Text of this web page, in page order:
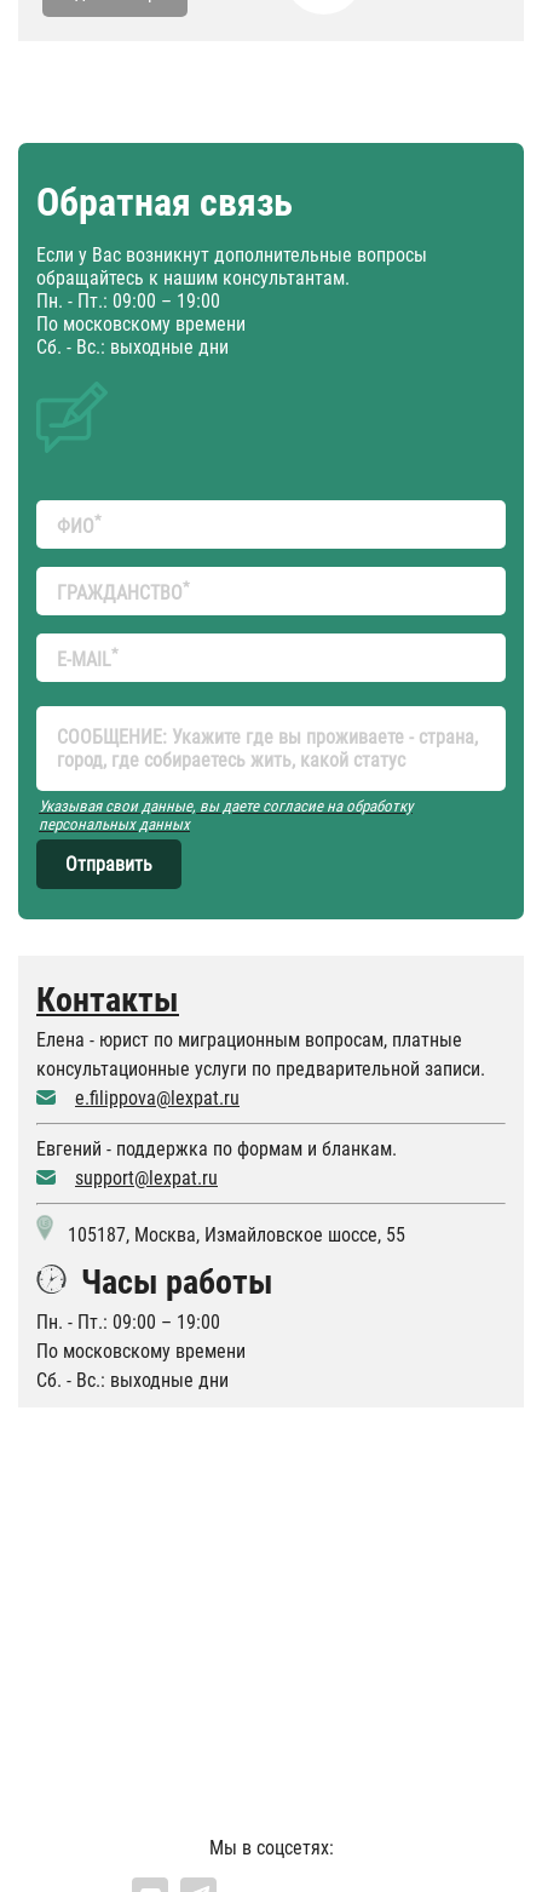
Обратная связь
Если у Вас возникнут дополнительные вопросы
обращайтесь к нашим консультантам.
Пн. - Пт.: 09:00 – 19:00
По московскому времени
Сб. - Вс.: выходные дни
ФИО*
ГРАЖДАНСТВО*
E-MAIL*
СООБЩЕНИЕ: Укажите где вы проживаете - страна,
город, где собираетесь жить, какой статус
Указывая свои данные, вы даете согласие на обработку
персональных данных
Отправить
Контакты
Елена - юрист по миграционным вопросам, платные
консультационные услуги по предварительной записи.
e.filippova@lexpat.ru
Евгений - поддержка по формам и бланкам.
support@lexpat.ru
105187, Москва, Измайловское шоссе, 55
Часы работы
Пн. - Пт.: 09:00 – 19:00
По московскому времени
Сб. - Вс.: выходные дни
Мы в соцсетях: